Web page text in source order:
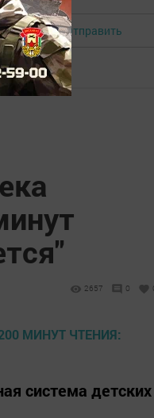
Отправить
2657 0
система детских